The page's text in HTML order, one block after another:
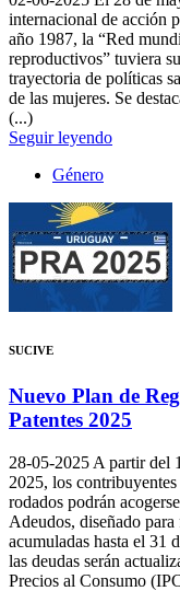
internacional de acción
año 1987, la “Red
reproductivos” tuviera
trayectoria de políticas
de las mujeres. Se
(...)
Seguir leyendo
Género
SUCIVE
Nuevo Plan de
Patentes 2025
28-05-2025 A partir del
2025, los
rodados podrán
Adeudos, diseñado
acumuladas hasta el 31
las deudas serán
Precios al Consumo